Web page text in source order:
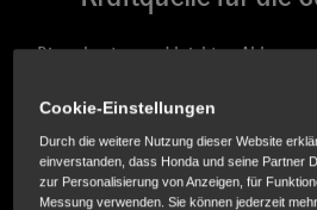
Die robusten und leichten Akkus
nach Kombination aus Akku und
Aufladen nur 25 Minuten.
Ladegeräte für eine optimale
Cookie-Einstellungen
Durch die weitere Nutzung dieser Website
einverstanden, dass Honda und seine Partner
zur Personalisierung von Anzeigen, für
Messung verwenden. Sie können jederzeit